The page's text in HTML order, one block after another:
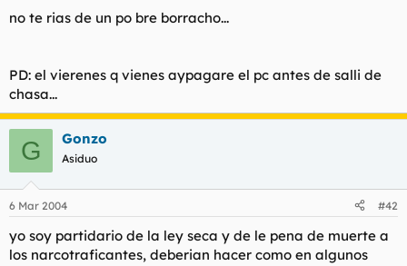
cervezas y porros
cervezas y porros
cervezas y porros
cervezas y porros
cervezas y porros
cervezas y porros
cervezas y porros
cervezas y porros
cervezas y porros
cervezas y porros
cervezas y porros
cervezas y porros
cervezas y porros
yo tamien me arunto....hoy no me han dado proros pero
ALCOHOLICOS UNITED!!! (put your beers into the air, were
alcojols, alcojols of teh worls....brothers everywhere rise your
arms into the air we are warrior...warriors of the wolrd)
no te rias de un po bre borracho...
PD: el vierenes q vienes aypagare el pc antes de salli de
chasa...
G Gonzo
Asiduo
6 Mar 2004 #42
yo soy partidario de la ley seca y de le pena de muerte a
los narcotraficantes, deberian hacer como en algunos